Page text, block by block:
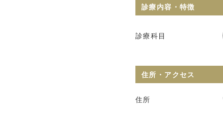
診療内容・特徴
診療科目
住所・アクセス
住所